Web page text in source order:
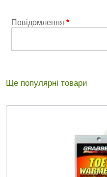
Повідомлення *
Ще популярні товари